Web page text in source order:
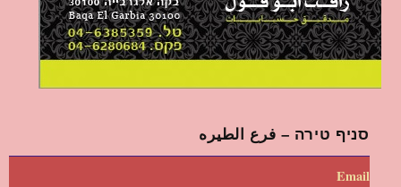
סניף טירה – فرع الطيره
Email